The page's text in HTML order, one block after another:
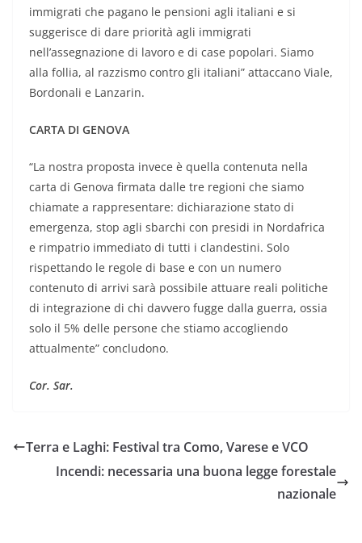
immigrati che pagano le pensioni agli italiani e si
suggerisce di dare priorità agli immigrati
nell’assegnazione di lavoro e di case popolari. Siamo
alla follia, al razzismo contro gli italiani” attaccano Viale,
Bordonali e Lanzarin.
CARTA DI GENOVA
“La nostra proposta invece è quella contenuta nella
carta di Genova firmata dalle tre regioni che siamo
chiamate a rappresentare: dichiarazione stato di
emergenza, stop agli sbarchi con presidi in Nordafrica
e rimpatrio immediato di tutti i clandestini. Solo
rispettando le regole di base e con un numero
contenuto di arrivi sarà possibile attuare reali politiche
di integrazione di chi davvero fugge dalla guerra, ossia
solo il 5% delle persone che stiamo accogliendo
attualmente” concludono.
Cor. Sar.
Terra e Laghi: Festival tra Como, Varese e VCO
Incendi: necessaria una buona legge forestale
nazionale